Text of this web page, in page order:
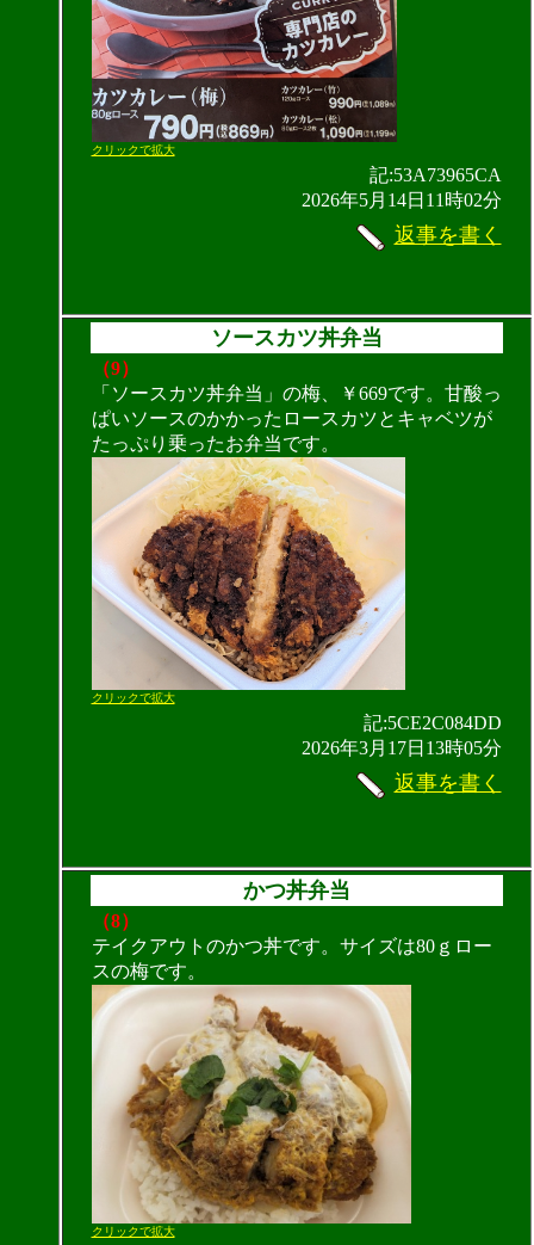
クリックで拡大
記:53A73965CA
2026年5月14日11時02分
返事を書く
ソースカツ丼弁当
（9）
「ソースカツ丼弁当」の梅、￥669です。甘酸っ
ぱいソースのかかったロースカツとキャベツが
たっぷり乗ったお弁当です。
クリックで拡大
記:5CE2C084DD
2026年3月17日13時05分
返事を書く
かつ丼弁当
（8）
テイクアウトのかつ丼です。サイズは80ｇロー
スの梅です。
クリックで拡大